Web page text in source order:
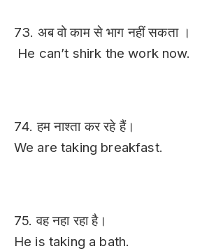
73. अब वो काम से भाग नहीं सकता ।
He can’t shirk the work now.
74. हम नाश्ता कर रहे हैं।
We are taking breakfast.
75. वह नहा रहा है।
He is taking a bath.